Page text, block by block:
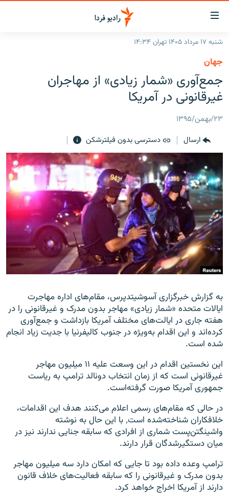
لینک‌های
قابلیت
دسترسی
بازگشت
منوی
اصلی
رفتن
صفحه
جستجو
جهان
برنامه‌های رادیویی
فرکانس‌ها
پادکست
چندرسانه‌ای
گزارش‌های تصویری
گزارش‌های ویدئویی
زنان فردا
English
به ما بپیوندید
شنبه ۱۷ مرداد ۱۴۰۵ تهران ۱۴:۳۴
جهان
جمع‌آوری «شمار زیادی» از مهاجران
غیرقانونی در آمریکا
۲۳/بهمن/۱۳۹۵
ارسال
دسترسی بدون فیلترشکن
به گزارش خبرگزاری آسوشیتدپرس، مقام‌های اداره مهاجرت
ایالات متحده «شمار زیادی» مهاجر بدون مدرک و غیرقانونی را در
هفته جاری در ایالت‌های مختلف آمریکا بازداشت و جمع‌آوری
کرده‌اند و این اقدام به‌ویژه در جنوب کالیفرنیا با جدیت زیاد انجام
شده است.
این نخستین اقدام در این وسعت علیه ۱۱ میلیون مهاجر
غیرقانونی است که از زمان انتخاب دونالد ترامپ به ریاست
جمهوری آمریکا صورت گرفته‌است.
در حالی که مقام‌های رسمی اعلام می‌کنند هدف این اقدامات،
خلافکاران شناخته‌شده است٬ با این حال به نوشته
واشینگتن‌پست شماری از افرادی که سابقه جنایی ندارند نیز در
میان دستگیرشدگان قرار دارند.
ترامپ وعده داده بود تا جایی که امکان دارد سه میلیون مهاجر
بدون مدرک و غیرقانونی را که سابقه فعالیت‌های خلاف قانون
دارند از آمریکا اخراج خواهد کرد.